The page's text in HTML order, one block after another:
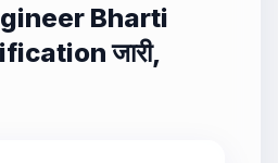
Bharti
जारी,